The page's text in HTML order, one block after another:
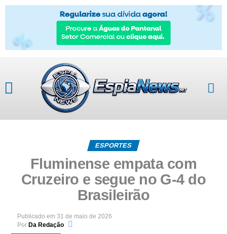
ESPORTES
Fluminense empata com
Cruzeiro e segue no G-4 do
Brasileirão
Publicado em 31 de maio de 2026
Por Da Redação